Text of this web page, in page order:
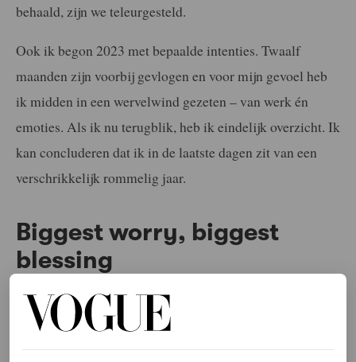
behaald, zijn we teleurgesteld.
Ook ik begon 2023 met bepaalde intenties. Twaalf
maanden zijn voorbij gevlogen en voor mijn gevoel heb
ik midden in een wervelwind gezeten – van werk én
emoties. Als ik nu terugblik, heb ik eindelijk overzicht. Ik
kan concluderen dat ik in de laatste dagen zit van een
verschrikkelijk rommelig jaar.
Biggest worry, biggest
blessing
Mijn nichtje Sheida vroeg mij laatst in een van de
afleveringen van haar podcast
naar mijnbiggest blessingen mijnbiggest worry. Een